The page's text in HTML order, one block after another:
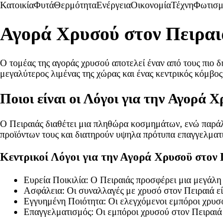
ΚατοικίαΦυτάΘερμότηταΕνέργειαΟικονομίαΤέχνη
Αγορά Χρυσού στον
Ο τομέας της αγοράς χρυσού αποτελεί έναν από τους πιο
μεγαλύτερος λιμένας της χώρας και ένας κεντρικός
Ποιοι είναι οι Λόγοι για την Αγορά
Ο Πειραιάς διαθέτει μια πληθώρα κοσμημάτων, ενώ
προϊόντων τους και διατηρούν υψηλα πρότυπα
Κεντρικοί Λόγοι για την Αγορά Χρυσοϋ στον
Ευρεία Ποικιλία: Ο Πειραιάς προσφέρει μια
Ασφάλεια: Οι συναλλαγές με χρυσό στον Πειραιά
Εγγυημένη Ποιότητα: Οι ελεγχόμενοι εμπόροι
Επαγγελματισμός: Οι εμπόροι χρυσού στον